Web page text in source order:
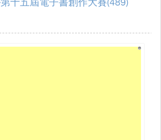
第十五屆電子書創作大賽(489)